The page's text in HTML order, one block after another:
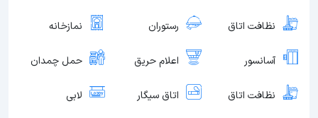
نظافت اتاق رستوران نمازخانه
آسانسور اعلام حریق حمل چمدان
نظافت اتاق اتاق سیگار لابی